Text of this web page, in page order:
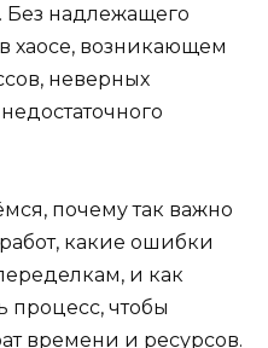
Без надлежащего
хаосе, возникающем
неверных
почему так важно
какие ошибки
и как
процесс, чтобы
времени и ресурсов.